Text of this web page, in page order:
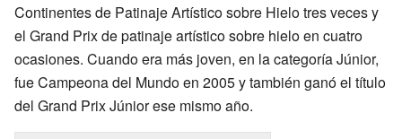
Continentes de Patinaje Artístico sobre Hielo tres veces y
el Grand Prix de patinaje artístico sobre hielo en cuatro
ocasiones. Cuando era más joven, en la categoría Júnior,
fue Campeona del Mundo en 2005 y también ganó el título
del Grand Prix Júnior ese mismo año.